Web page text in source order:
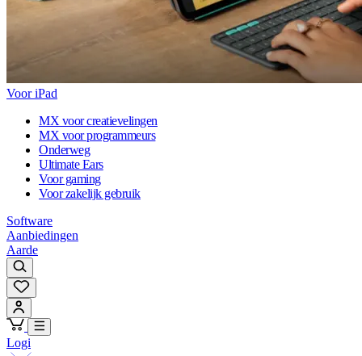
Voor iPad
MX voor creatievelingen
MX voor programmeurs
Onderweg
Ultimate Ears
Voor gaming
Voor zakelijk gebruik
Software
Aanbiedingen
Aarde
Logi